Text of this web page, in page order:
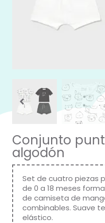
Conjunto
algodón
Set de cuatro piezas
de 0 a 18 meses
de camiseta de
combinables. Suave
elástico.